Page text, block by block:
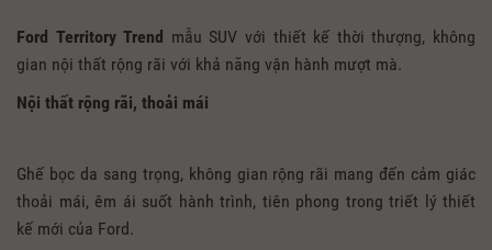
Ford Territory Trend mẫu SUV với thiết kế thời thượng, không
gian nội thất rộng rãi với khả năng vận hành mượt mà.
Nội thất rộng rãi, thoải mái
Ghế bọc da sang trọng, không gian rộng rãi mang đến cảm giác
thoải mái, êm ái suốt hành trình, tiên phong trong triết lý thiết
kế mới của Ford.